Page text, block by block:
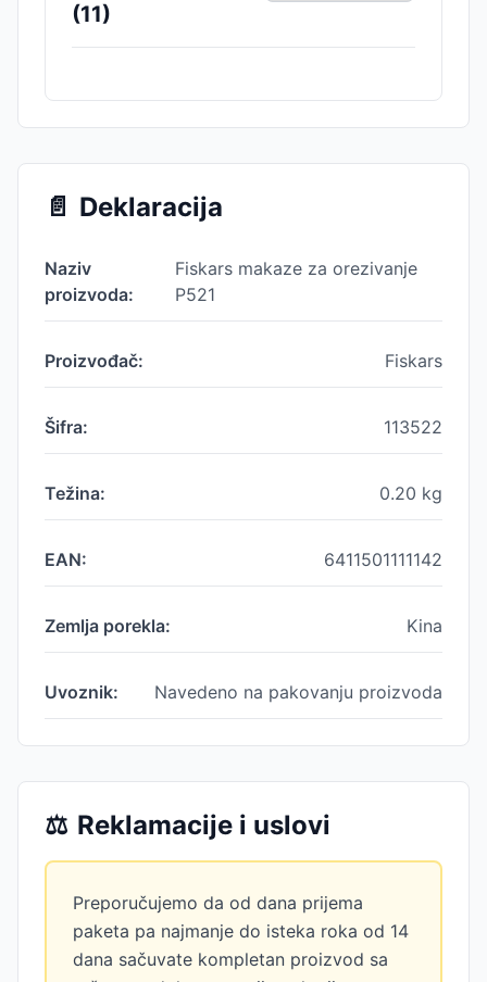
(11)
📄 Deklaracija
Naziv
proizvoda:
Fiskars makaze za orezivanje
P521
Proizvođač: Fiskars
Šifra: 113522
Težina: 0.20 kg
EAN: 6411501111142
Zemlja porekla: Kina
Uvoznik: Navedeno na pakovanju proizvoda
⚖️ Reklamacije i uslovi
Preporučujemo da od dana prijema
paketa pa najmanje do isteka roka od 14
dana sačuvate kompletan proizvod sa